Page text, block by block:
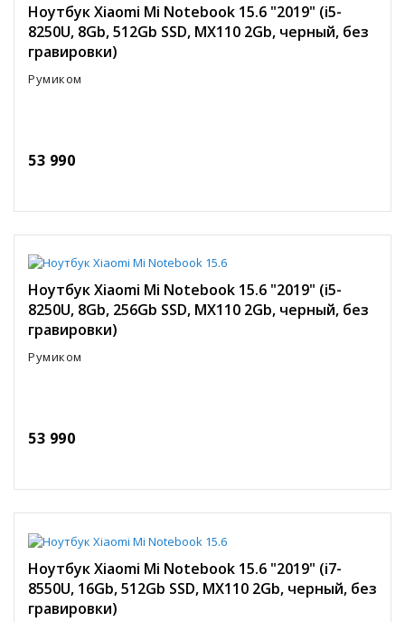
Ноутбук Xiaomi Mi Notebook 15.6 "2019" (i5-
8250U, 8Gb, 512Gb SSD, MX110 2Gb, черный, без
гравировки)
Румиком
53 990
Ноутбук Xiaomi Mi Notebook 15.6 "2019" (i5-
8250U, 8Gb, 256Gb SSD, MX110 2Gb, черный, без
гравировки)
Румиком
53 990
Ноутбук Xiaomi Mi Notebook 15.6 "2019" (i7-
8550U, 16Gb, 512Gb SSD, MX110 2Gb, черный, без
гравировки)